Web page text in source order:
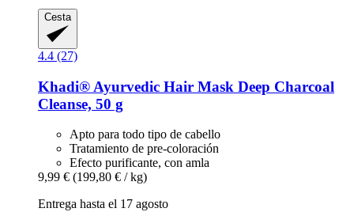
Cesta
4.4 (27)
Khadi® Ayurvedic Hair Mask Deep Charcoal
Cleanse, 50 g
Apto para todo tipo de cabello
Tratamiento de pre-coloración
Efecto purificante, con amla
9,99 € (199,80 € / kg)
Entrega hasta el 17 agosto